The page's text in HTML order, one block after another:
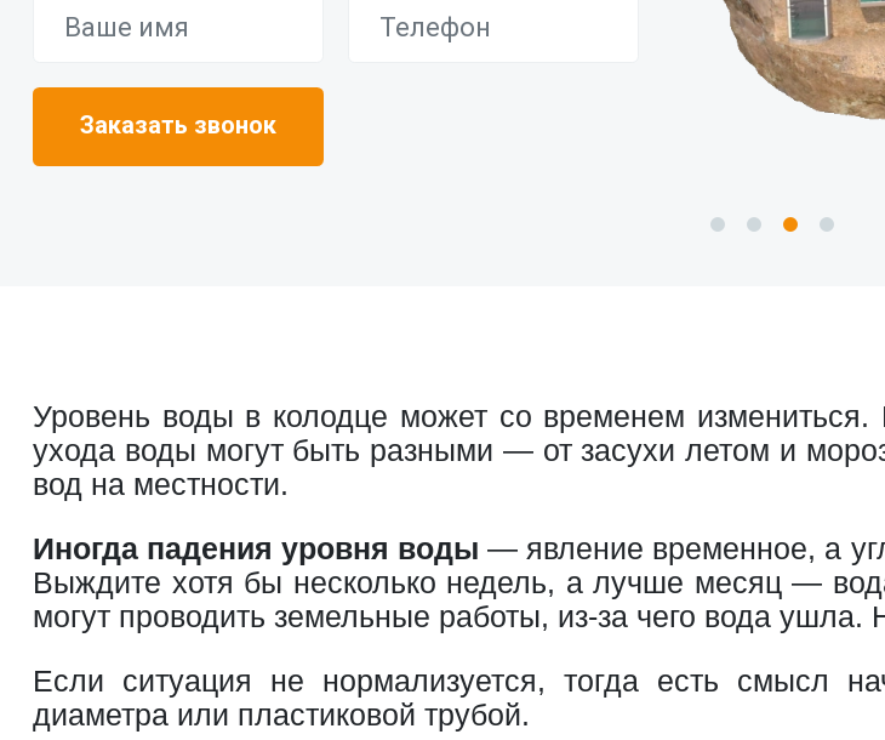
Уровень воды в колодце может со временем
ухода воды могут быть разными — от засухи летом и
вод на местности.
Иногда падения уровня воды — явление временное, а
Выждите хотя бы несколько недель, а лучше месяц —
могут проводить земельные работы, из-за чего вода
Если ситуация не нормализуется, тогда есть смысл
диаметра или пластиковой трубой.